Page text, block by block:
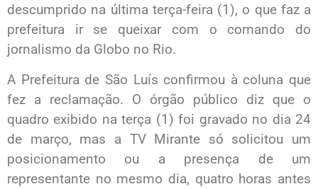
descumprido na última terça-feira (1), o que faz a
prefeitura ir se queixar com o comando do
jornalismo da Globo no Rio.
A Prefeitura de São Luís confirmou à coluna que
fez a reclamação. O órgão público diz que o
quadro exibido na terça (1) foi gravado no dia 24
de março, mas a TV Mirante só solicitou um
posicionamento ou a presença de um
representante no mesmo dia, quatro horas antes